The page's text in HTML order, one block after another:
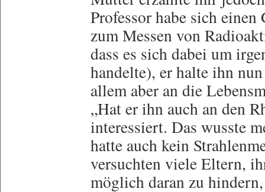
Professor habe sich
zum Messen von
dass es sich dabei um
handelte), er halte ihn
allem aber an die
„Hat er ihn auch an den
interessiert. Das wusste
hatte auch kein
versuchten viele Eltern,
möglich daran zu